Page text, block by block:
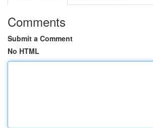
Comments
Submit a Comment
No HTML